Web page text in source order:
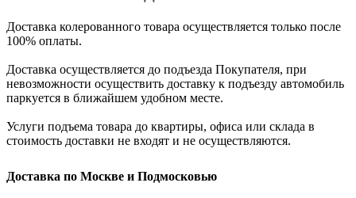
Доставка колерованного товара осуществляется только после
100% оплаты.
Доставка осуществляется до подъезда Покупателя, при
невозможности осуществить доставку к подъезду автомобиль
паркуется в ближайшем удобном месте.
Услуги подъема товара до квартиры, офиса или склада в
стоимость доставки не входят и не осуществляются.
Доставка по Москве и Подмосковью